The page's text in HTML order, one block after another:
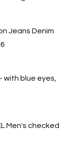
Jeans Denim
with blue eyes,
Men's checked